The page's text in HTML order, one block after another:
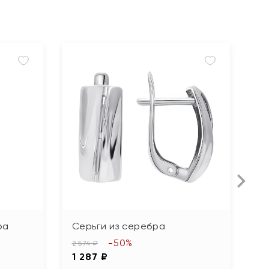
Серьги из серебра
2 574 ₽
1 287 ₽
-50%